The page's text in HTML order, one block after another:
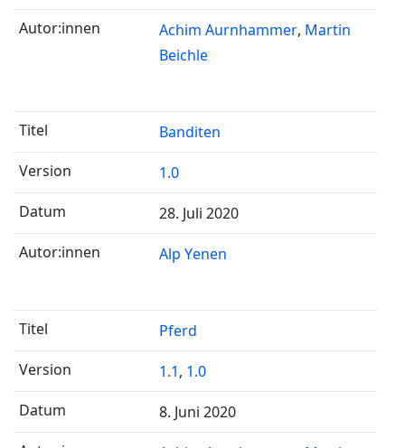
Achim Aurnhammer Martin
Beichle
Banditen
1.0
28. Juli 2020
Alp Yenen
Pferd
1.1, 1.0
8. Juni 2020